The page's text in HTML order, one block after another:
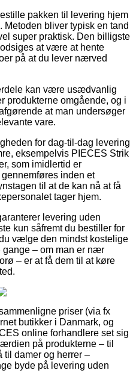
pakken til levering hjem
bliver typisk en tand
super praktisk. Den billigste
at være at hente
på at du lever nærved
kan være usædvanlig
produkterne omgående, og i
at man undersøger
vare.
for dag-til-dag levering
eksempelvis PIECES Strik
som imidlertid er
inden et
til at de kan nå at få
tager hjem.
levering uden
kun såfremt du bestiller for
vælge den mindst kostelige
gange – om man er nær
– er at få dem til at køre
priser (via fx
butikker i Danmark, og
online forhandlere set sig
på produkterne – til
til damer og herrer –
byde på levering uden